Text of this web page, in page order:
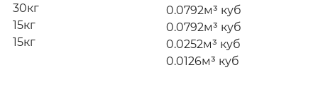
30кг
15кг
15кг
0.0792м³ куб
0.0792м³ куб
0.0252м³ куб
0.0126м³ куб